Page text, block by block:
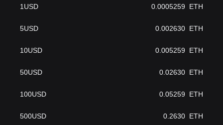
1 USD 0.0005259 ETH
5USD 0.002630 ETH
10USD 0.005259 ETH
50USD 0.02630 ETH
100USD 0.05259 ETH
500USD 0.2630 ETH